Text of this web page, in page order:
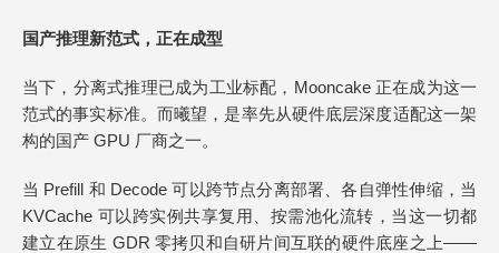
国产推理新范式，正在成型
当下，分离式推理已成为工业标配，Mooncake 正在成为这一
范式的事实标准。而曦望，是率先从硬件底层深度适配这一架
构的国产 GPU 厂商之一。
当 Prefill 和 Decode 可以跨节点分离部署、各自弹性伸缩，当
KVCache 可以跨实例共享复用、按需池化流转，当这一切都
建立在原生 GDR 零拷贝和自研片间互联的硬件底座之上——